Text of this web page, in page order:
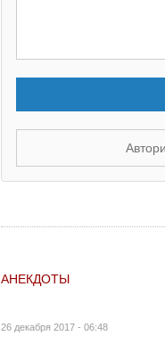
АНЕКДОТЫ
26 декабря 2017 - 06:48